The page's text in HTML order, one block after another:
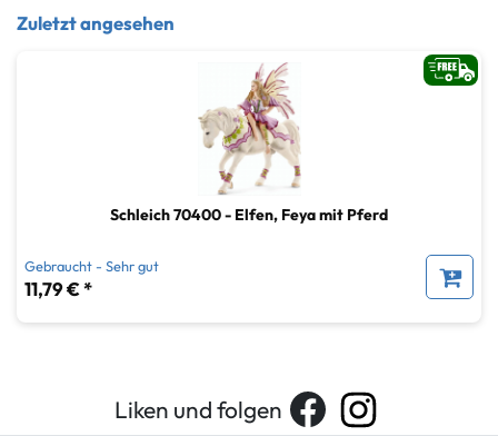
Zuletzt angesehen
Schleich 70400 - Elfen, Feya mit Pferd
Gebraucht - Sehr gut
11,79 € *
Liken und folgen